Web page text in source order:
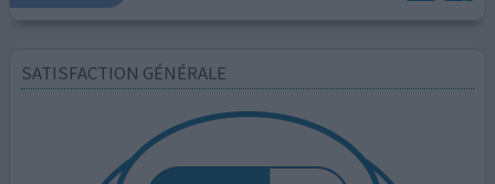
SATISFACTION GÉNÉRALE